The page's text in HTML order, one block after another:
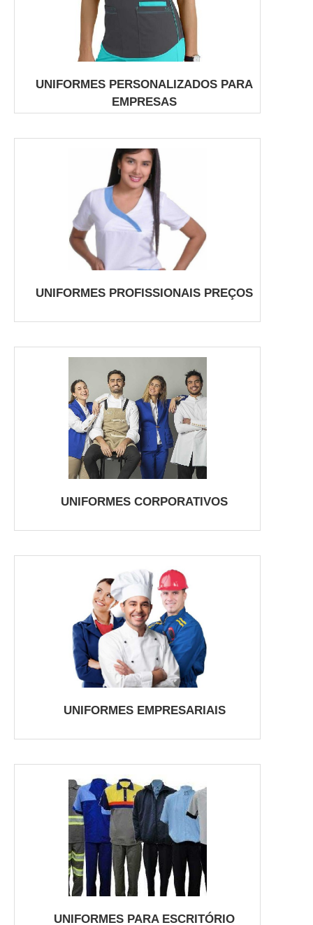
UNIFORMES PERSONALIZADOS PARA
EMPRESAS
UNIFORMES PROFISSIONAIS PREÇOS
UNIFORMES CORPORATIVOS
UNIFORMES EMPRESARIAIS
UNIFORMES PARA ESCRITÓRIO